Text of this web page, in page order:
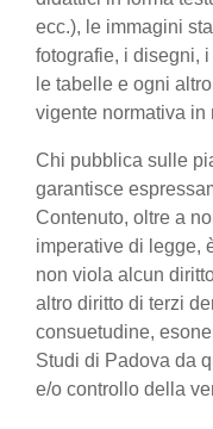
ecc.), le immagini
fotografie, i disegni,
le tabelle e ogni
vigente normativa in
Chi pubblica sulle
garantisce
Contenuto, oltre a
imperative di legge,
non viola alcun
altro diritto di terzi
consuetudine,
Studi di Padova da
e/o controllo della